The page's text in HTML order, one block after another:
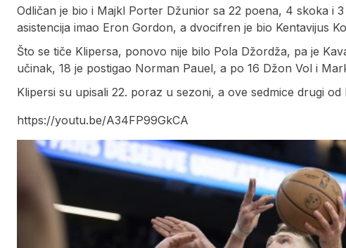
Odličan je bio i Majkl Porter Džunior sa 22 poena, 4 skoka i
asistencija imao Eron Gordon, a dvocifren je bio Kentavijus
Što se tiče Klipersa, ponovo nije bilo Pola Džordža, pa je
učinak, 18 je postigao Norman Pauel, a po 16 Džon Vol i
Klipersi su upisali 22. poraz u sezoni, a ove sedmice drugi od
https://youtu.be/A34FP99GkCA